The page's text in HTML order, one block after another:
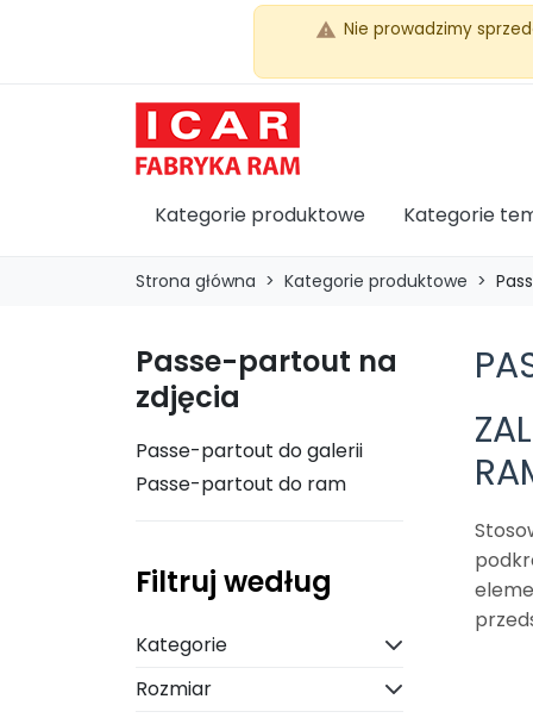
warning Nie prowadzimy
Kategorie produktowe Kategorie
Strona główna Kategorie produktowe
Passe-partout na
zdjęcia
Passe-partout do galerii
Passe-partout do ram
Filtruj według
Kategorie
Rozmiar